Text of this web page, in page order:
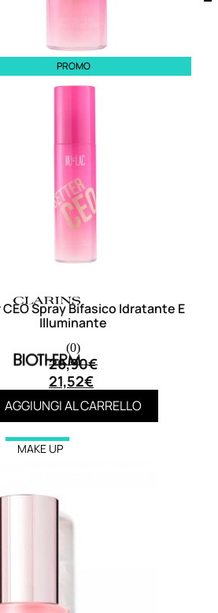
MAKE UP
Palette E Cofanetti Occhi
Palette E Cofanetti Viso
Illuminante Viso
PROMO
Spray Bifasico Idratante E
Illuminante
(0)
26,90€
21,52€
AGGIUNGI AL CARRELLO